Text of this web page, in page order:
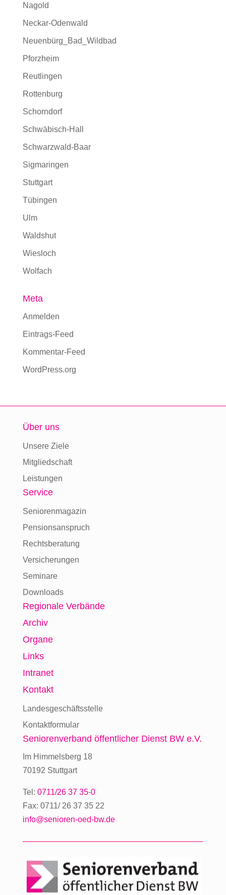
Nagold
Neckar-Odenwald
Neuenbürg_Bad_Wildbad
Pforzheim
Reutlingen
Rottenburg
Schorndorf
Schwäbisch-Hall
Schwarzwald-Baar
Sigmaringen
Stuttgart
Tübingen
Ulm
Waldshut
Wiesloch
Wolfach
Meta
Anmelden
Eintrags-Feed
Kommentar-Feed
WordPress.org
Über uns
Unsere Ziele
Mitgliedschaft
Leistungen
Service
Seniorenmagazin
Pensionsanspruch
Rechtsberatung
Versicherungen
Seminare
Downloads
Regionale Verbände
Archiv
Organe
Links
Intranet
Kontakt
Landesgeschäftsstelle
Kontaktformular
Seniorenverband öffentlicher Dienst BW e.V.
Im Himmelsberg 18
70192 Stuttgart
Tel: 0711/26 37 35-0
Fax: 0711/ 26 37 35 22
info@senioren-oed-bw.de